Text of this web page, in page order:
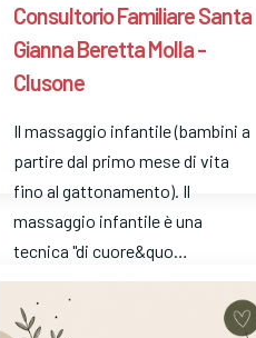
Consultorio Familiare Santa
Gianna Beretta Molla -
Clusone
Il massaggio infantile (bambini a
partire dal primo mese di vita
fino al gattonamento). Il
massaggio infantile è una
tecnica "di cuore&quo…